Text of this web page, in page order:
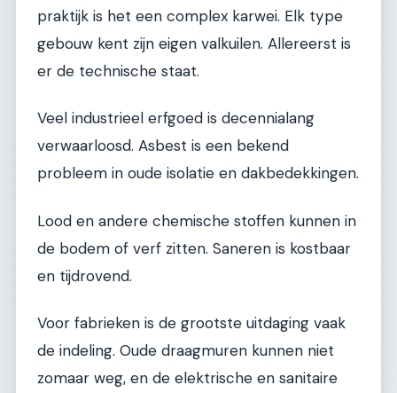
praktijk is het een complex karwei. Elk type
gebouw kent zijn eigen valkuilen. Allereerst is
er de technische staat.
Veel industrieel erfgoed is decennialang
verwaarloosd. Asbest is een bekend
probleem in oude isolatie en dakbedekkingen.
Lood en andere chemische stoffen kunnen in
de bodem of verf zitten. Saneren is kostbaar
en tijdrovend.
Voor fabrieken is de grootste uitdaging vaak
de indeling. Oude draagmuren kunnen niet
zomaar weg, en de elektrische en sanitaire